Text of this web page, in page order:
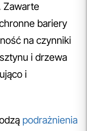
Zawarte
bariery
na czynniki
i drzewa
i
podrażnienia